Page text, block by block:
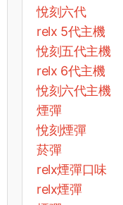
悅刻六代
relx 5代主機
悅刻五代主機
relx 6代主機
悅刻六代主機
煙彈
悅刻煙彈
菸彈
relx煙彈口味
relx煙彈